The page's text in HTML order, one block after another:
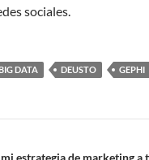
sociales.
DATA DEUSTO GEPHI
estrategia de marketing a